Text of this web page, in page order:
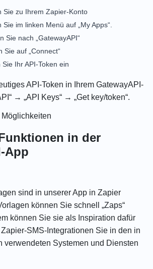
Sie zu Ihrem Zapier-Konto
Sie im linken Menü auf „My Apps“.
Sie nach „GatewayAPI“
Sie auf „Connect“
Sie Ihr API-Token ein
API-Token in Ihrem GatewayAPI-
→ „API Keys“ → „Get key/token“.
in der
App
sind in unserer App in Zapier
können Sie schnell „Zaps“
können Sie sie als Inspiration dafür
SMS-Integrationen Sie in den in
verwendeten Systemen und Diensten